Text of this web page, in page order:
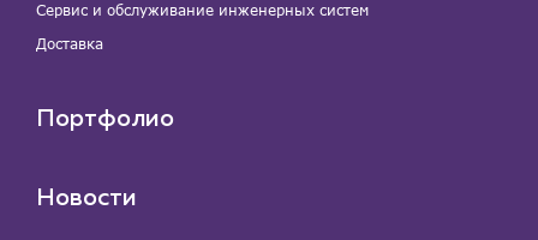
Сервис и обслуживание инженерных систем
Доставка
Портфолио
Новости